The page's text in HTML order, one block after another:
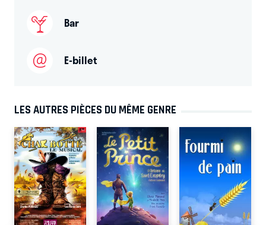
Bar
E-billet
LES AUTRES PIÈCES DU MÊME GENRE